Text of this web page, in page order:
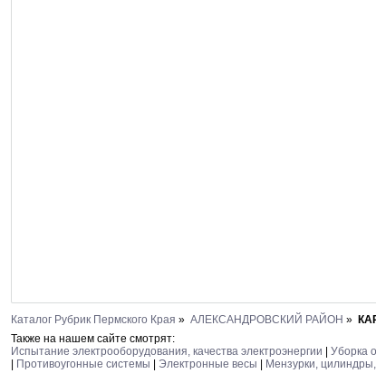
Каталог Рубрик Пермского Края » АЛЕКСАНДРОВСКИЙ РАЙОН »
Также на нашем сайте смотрят:
Испытание электрооборудования, качества электроэнергии
Уборка
Противоугонные системы Электронные весы Мензурки,